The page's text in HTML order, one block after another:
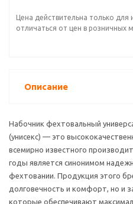
Цена действительна только
отличаться от цен в розничных
Описание
Набочник фехтовальный
(унисекс) — это
всемирно известного
годы является синонимом
фехтовании. Продукция этого
долговечность и комфорт, но и
которые обеспечивают